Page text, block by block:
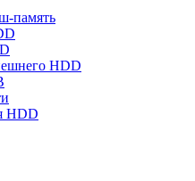
память
HDD
HDD